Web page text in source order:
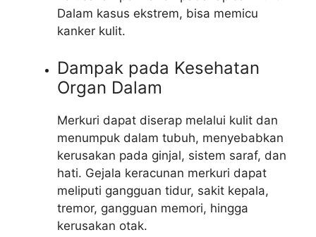
Dalam kasus ekstrem, bisa memicu
kanker kulit.
Dampak pada Kesehatan
Organ Dalam
Merkuri dapat diserap melalui kulit dan
menumpuk dalam tubuh, menyebabkan
kerusakan pada ginjal, sistem saraf, dan
hati. Gejala keracunan merkuri dapat
meliputi gangguan tidur, sakit kepala,
tremor, gangguan memori, hingga
kerusakan otak.